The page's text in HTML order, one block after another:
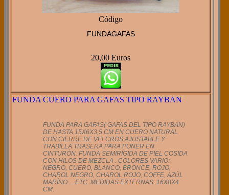
Código
FUNDAGAFAS
20,00 Euros
FUNDA CUERO PARA GAFAS TIPO RAYBAN
FUNDA PARA GAFAS( GAFAS DEL TIPO RAYBAN)
DE HASTA 15X6X3,5 CM EN CUERO NATURAL
CON CIERRE DE VELCROS AJUSTABLE Y
TRABILLA TRASERA PARA PONER EN
CINTURÓN. FUNDA SEMIRÍGIDA DE PIEL COSIDA
CON HILOS DE MEZCLA . COLORES VARIO:
NEGRO, CUERO, BLANCO, BRONCE, ROJO,
CHAROL NEGRO, CHAROL ROJO, COFFE, AZÚL
MARÍNO.....ETC. MEDIDAS EXTERNAS: 16X8X4
CM.